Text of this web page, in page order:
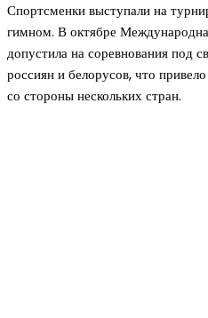
Спортсменки выступали на
гимном. В октябре
допустила на соревнования под
россиян и белорусов, что
со стороны нескольких стран.